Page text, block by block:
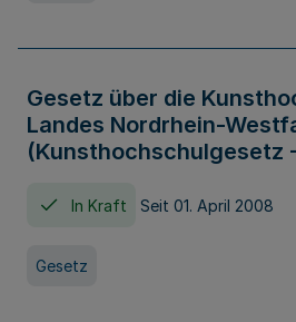
Gesetz über die
Landes Nordrhein-
(Kunsthochschulgesetz
In Kraft Seit 01. April 2008
Gesetz